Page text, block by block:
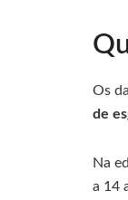
Os
de
Na
a 14